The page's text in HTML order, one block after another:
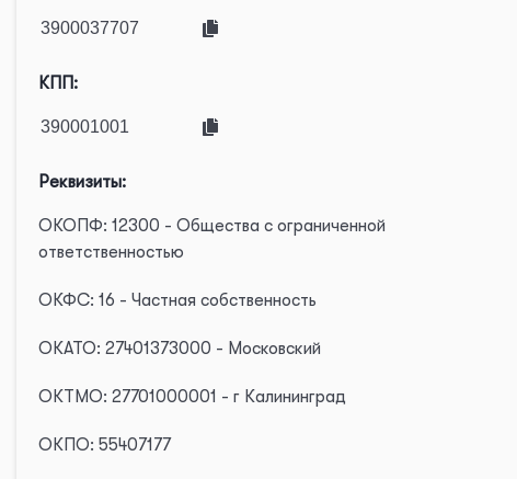
КПП:
Реквизиты:
ОКОПФ: 12300 - Общества с ограниченной
ответственностью
ОКФС: 16 - Частная собственность
ОКАТО: 27401373000 - Московский
ОКТМО: 27701000001 - г Калининград
ОКПО: 55407177